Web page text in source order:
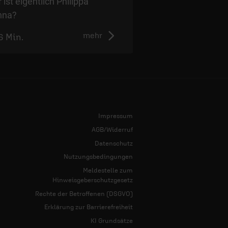
mehr
Min.
Impressum
AGB/Widerruf
Datenschutz
Nutzungsbedingungen
Meldestelle zum
Hinweisgeberschutzgesetz
Rechte der Betroffenen (DSGVO)
Erklärung zur Barrierefreiheit
KI Grundsätze